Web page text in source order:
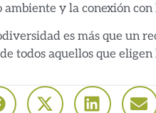
y la conexión con
es más que un
todos aquellos que eligen